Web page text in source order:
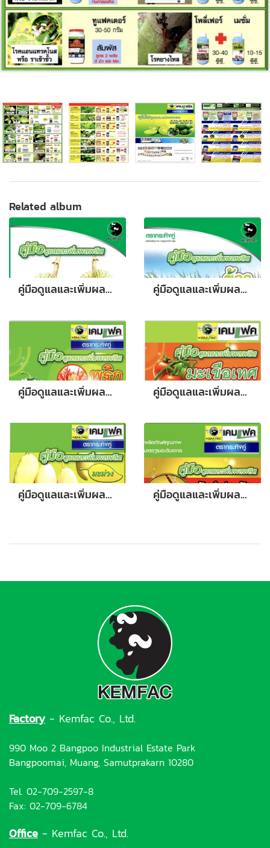
Related album
คู่มือดูแลและเพิ่มผลผลิตทุเรียน คู่มือดูแลและเพิ่มผลผลิต นาข้าว
คู่มือดูแลและเพิ่มผลผลิต พริก คู่มือดูแลและเพิ่มผลผลิต มะเขือเทศ
คู่มือดูแลและเพิ่มผลผลิต มะม่วง คู่มือดูแลและเพิ่มผลผลิต มันสำปะหลัง
Factory - Kemfac Co., Ltd.
990 Moo 2 Bangpoo Industrial Estate Park
Bangpoomai, Muang, Samutprakarn 10280
Tel. 02-709-2597-8
Fax: 02-709-6784
Office - Kemfac Co., Ltd.